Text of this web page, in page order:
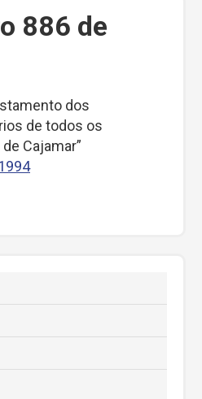
886 de
dos
de todos os
Cajamar”